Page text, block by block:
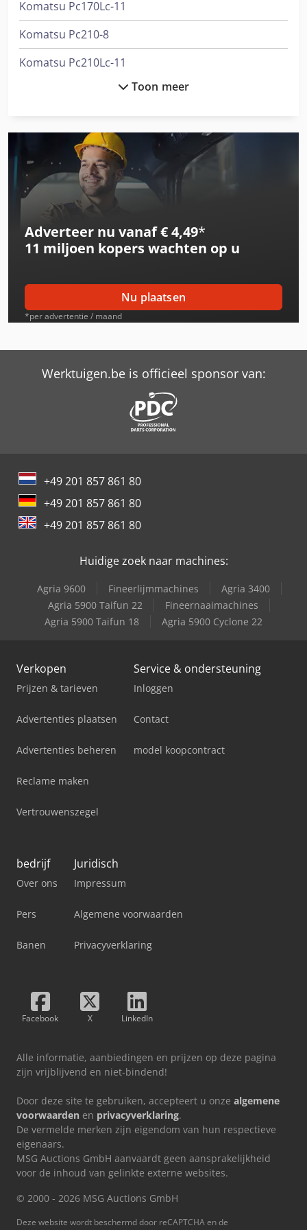
Komatsu Pc170Lc-11
Komatsu Pc210-8
Komatsu Pc210Lc-11
Komatsu Pc240Lc-6
Komatsu Pc240Nlc-10
Komatsu Pc24Mr-5
Komatsu Pc26Mr-5
Komatsu Pc35Mr-5
Komatsu Pc450-7
Komatsu Pc490Lc-11
Komatsu Pc55Mr-3
Komatsu Wa250-5
Komatsu Wa500-8
Komatsu Wa65-3
Komatsu Wa70M-8
Komatsu Wa75-3
Komatsu Wa80-5
Toon meer
Adverteer nu vanaf € 4,49*
11 miljoen koperswachten op u
Nu plaatsen
*per advertentie / maand
Werktuigen.be is officieel sponsor van:
+49 201 857 861 80
+49 201 857 861 80
+49 201 857 861 80
Huidige zoek naar machines:
Agria 9600 Fineerlijmmachines
Agria 3400
Agria 5900 Taifun 22
Fineernaaimachines
Agria 5900 Taifun 18
Agria 5900 Cyclone 22
Verkopen
Prijzen & tarieven
Advertenties plaatsen
Advertenties beheren
Reclame maken
Vertrouwenszegel
Service & ondersteuning
Inloggen
Contact
model koopcontract
bedrijf
Over ons
Pers
Banen
Juridisch
Impressum
Algemene voorwaarden
Privacyverklaring
Facebook X LinkedIn
Alle informatie, aanbiedingen en prijzen op deze pagina
zijn vrijblijvend en niet-bindend!
Door deze site te gebruiken, accepteert u onze algemene
voorwaarden en privacyverklaring.
De vermelde merken zijn eigendom van hun respectieve
eigenaars.
MSG Auctions GmbH aanvaardt geen aansprakelijkheid
voor de inhoud van gelinkte externe websites.
© 2000 - 2026 MSG Auctions GmbH
Deze website wordt beschermd door reCAPTCHA en de